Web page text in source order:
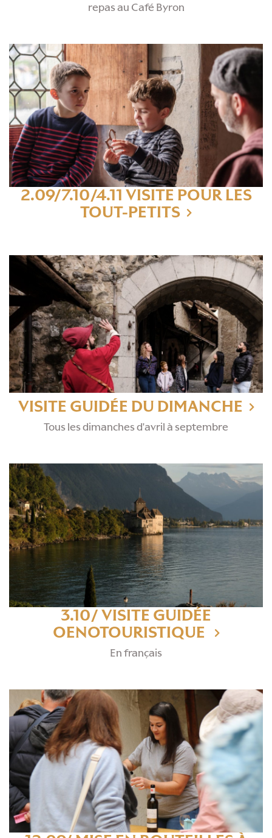
repas au Café Byron
2.09/7.10/4.11 VISITE POUR LES
TOUT-PETITS
VISITE GUIDÉE DU DIMANCHE
Tous les dimanches d'avril à septembre
3.10/ VISITE GUIDÉE
OENOTOURISTIQUE
En français